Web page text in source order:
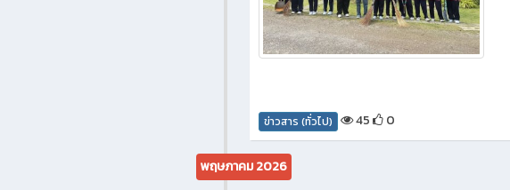
ข่าวสาร (ทั่วไป) 45 0
พฤษภาคม 2026